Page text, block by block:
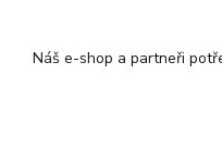
Možnost
Náš e-shop a partneři